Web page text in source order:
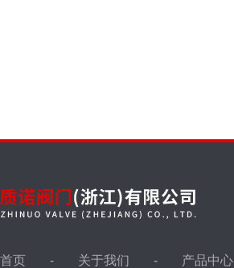
首页 关于我们 产品中心